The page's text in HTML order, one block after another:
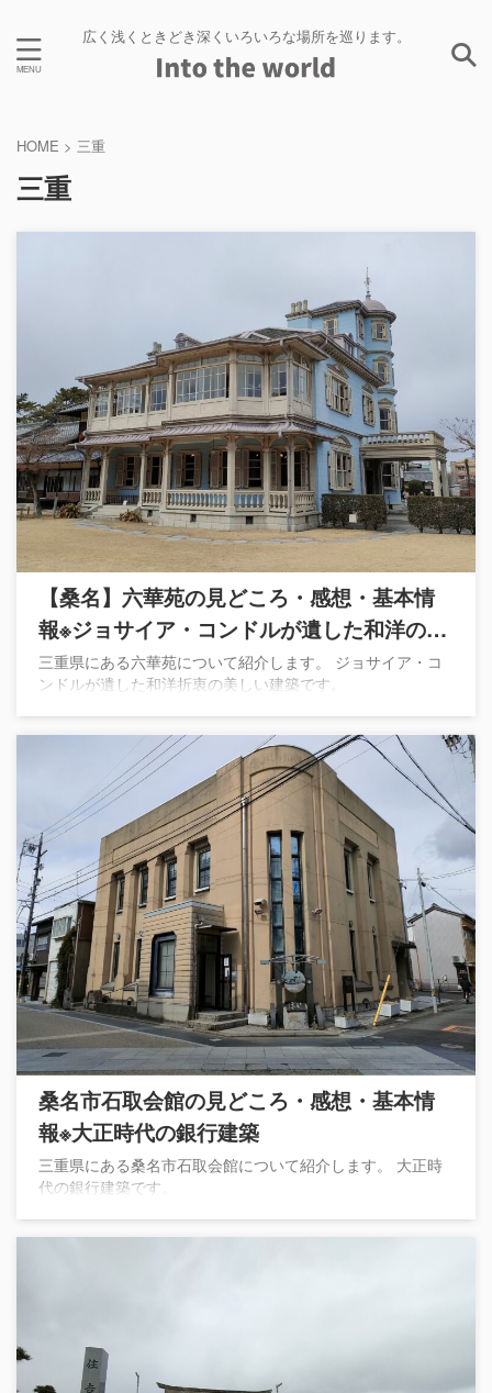
広く浅くときどき深くいろいろな場所を巡ります。
HOME > 三重
三重
【桑名】六華苑の見どころ・感想・基本情
報※ジョサイア・コンドルが遺した和洋の結
晶
三重県にある六華苑について紹介します。 ジョサイア・コ
ンドルが遺した和洋折衷の美しい建築です。
桑名市石取会館の見どころ・感想・基本情
報※大正時代の銀行建築
三重県にある桑名市石取会館について紹介します。 大正時
代の銀行建築です。